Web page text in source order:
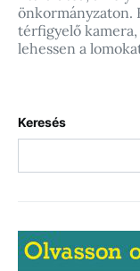
önkormányzaton.
térfigyelő
lehessen a
Keresés